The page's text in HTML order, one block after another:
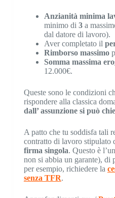
Anzianità minima
minimo di 3a
dal datore di lavoro).
Aver completato il
Rimborso massimo
Somma massima
12.000€.
Queste sono le condizioni
rispondere alla classica
dall’ assunzione si può
A patto che tu soddisfa tali
contratto di lavoro stipulato
firma singola. Questo è
non si abbia un garante), di
per esempio, richiedere la
senza TFR.